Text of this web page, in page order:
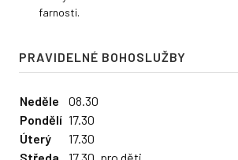
farnosti.
PRAVIDELNÉ BOHOSLUŽBY
Neděle
08.30
Pondělí 17.30
Úterý
17.30